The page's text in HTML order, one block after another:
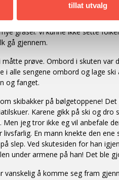
tillat utvalg
men kunne ikke akseptere dem,
denne sesongen. Utenfor
gråsel. Vi kunne ikke sette
gå gjennem.
måtte prøve. Ombord i skuten var
i alle sengene ombord og lage
og fanget.
skibakker på bølgetoppene!
Karene gikk på ski og dro
Men jeg tror ikke eg vil anbefale
livsfarlig. En mann knekte den
slep. Ved skutesiden for han
under armene på han! Det ble
vanskelig å komme seg fram